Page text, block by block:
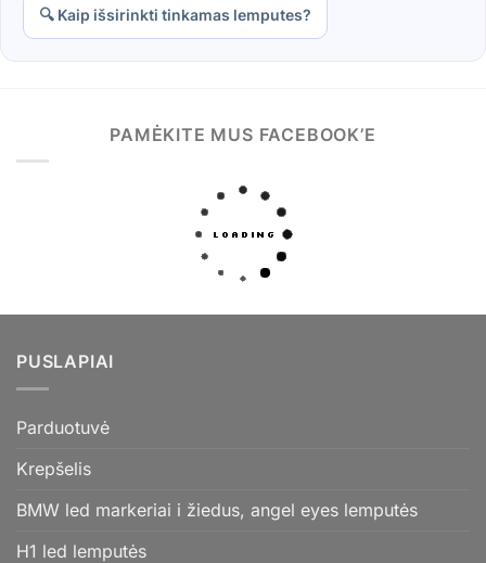
🔍 Kaip išsirinkti tinkamas lemputes?
PAMĖKITE MUS FACEBOOK’E
PUSLAPIAI
Parduotuvė
Krepšelis
BMW led markeriai i žiedus, angel eyes lemputės
H1 led lemputės